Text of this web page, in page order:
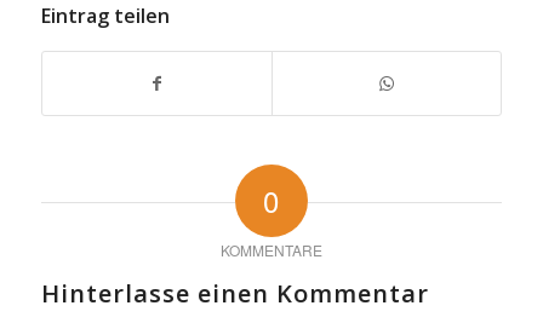
Eintrag teilen
0
KOMMENTARE
Hinterlasse einen Kommentar